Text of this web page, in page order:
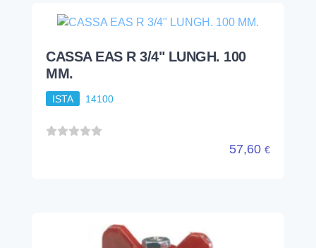
CASSA EAS R 3/4" LUNGH. 100
MM.
ISTA 14100
57,60 €